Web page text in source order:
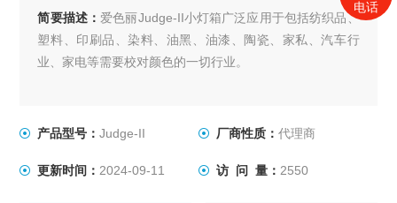
简要描述： 爱色丽Judge-II小灯箱广泛应用于包括纺织品、
塑料、印刷品、染料、油黑、油漆、陶瓷、家私、汽车行
业、家电等需要校对颜色的一切行业。
产品型号：Judge-II 厂商性质： 代理商
更新时间： 2024-09-11 访 问 量： 2550
电话